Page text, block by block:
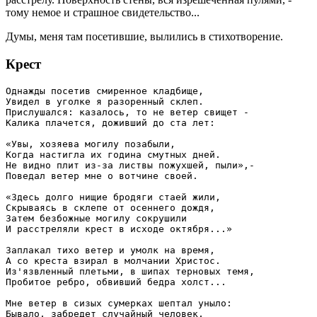
тому немое и страшное свидетельство...
Думы, меня там посетившие, вылились в стихотворение.
Крест
Однажды посетив смиренное кладбище,
Увидел в уголке я разоренный склеп.
Прислушался: казалось, то не ветер свищет -
Калика плачется, доживший до ста лет:
«Увы, хозяева могилу позабыли,
Когда настигла их година смутных дней.
Не видно плит из-за листвы пожухшей, пыли»,-
Поведал ветер мне о вотчине своей.
«Здесь долго нищие бродяги стаей жили,
Скрываясь в склепе от осеннего дождя,
Затем безбожные могилу сокрушили
И расстреляли крест в исходе октября...»
Заплакал тихо ветер и умолк на время,
А со креста взирал в молчании Христос.
Из'язвленный плетьми, в шипах терновых темя,
Пробитое ребро, обвивший бедра холст...
Мне ветер в сизых сумерках шептал уныло:
Бывало, забредет случайный человек,